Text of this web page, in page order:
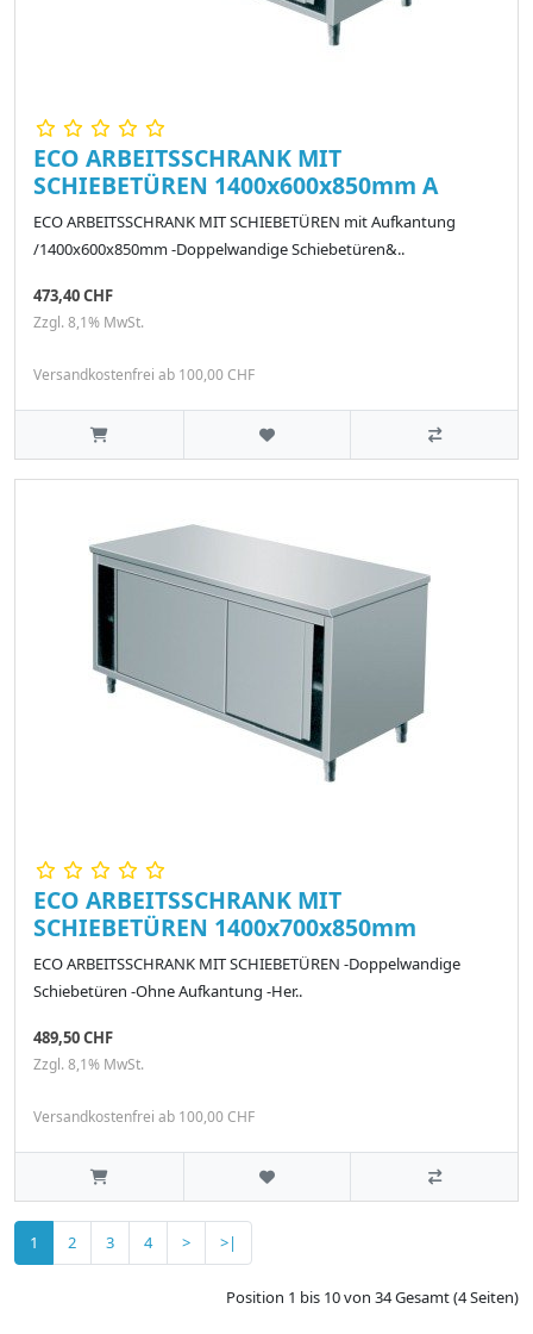
ECO ARBEITSSCHRANK MIT
SCHIEBETÜREN 1400x600x850mm A
ECO ARBEITSSCHRANK MIT SCHIEBETÜREN mit Aufkantung
/1400x600x850mm -Doppelwandige Schiebetüren&..
473,40 CHF
Zzgl. 8,1% MwSt.
Versandkostenfrei ab 100,00 CHF
ECO ARBEITSSCHRANK MIT
SCHIEBETÜREN 1400x700x850mm
ECO ARBEITSSCHRANK MIT SCHIEBETÜREN -Doppelwandige
Schiebetüren -Ohne Aufkantung -Her..
489,50 CHF
Zzgl. 8,1% MwSt.
Versandkostenfrei ab 100,00 CHF
1 2 3 4 > >|
Position 1 bis 10 von 34 Gesamt (4 Seiten)